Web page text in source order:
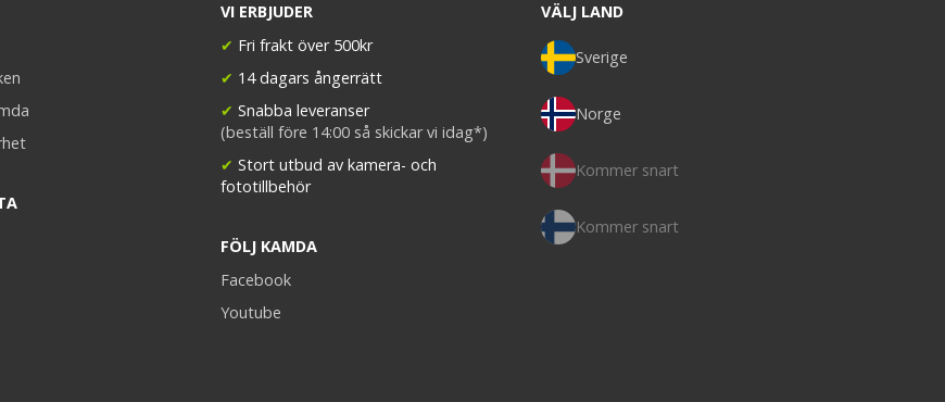
VI ERBJUDER
✔ Fri frakt över 500kr
✔ 14 dagars ångerrätt
✔ Snabba leveranser
(beställ före 14:00 så skickar vi idag*)
✔ Stort utbud av kamera- och
fototillbehör
FÖLJ KAMDA
Facebook
Youtube
VÄLJ LAND
Sverige
Norge
Kommer snart
Kommer snart